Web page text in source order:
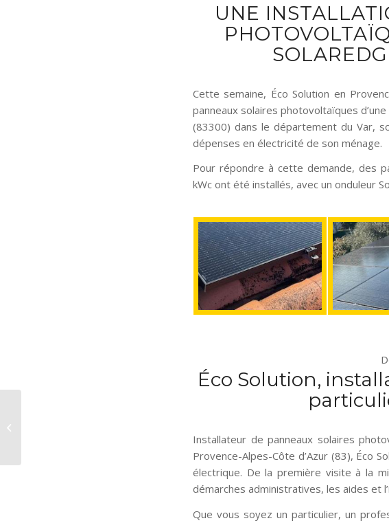
UNE
Cette semaine, Éco Solution en
panneaux solaires photovoltaïques
(83300) dans le département du Var,
dépenses en électricité de son ménage.
Pour répondre à cette demande, des
kWc ont été installés, avec un onduleur
Éco Solution,
Installateur de panneaux solaires
Provence-Alpes-Côte d’Azur (83), Éco
électrique. De la première visite à la
démarches administratives, les aides et
Que vous soyez un particulier, un